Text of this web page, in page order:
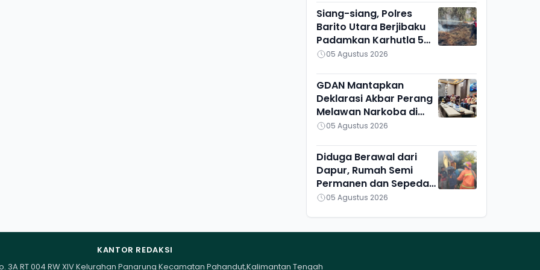
Siang-siang, Polres
Barito Utara Berjibaku
Padamkan Karhutla 5
Hektare di Bintang
05 Agustus 2026
GDAN Mantapkan
Deklarasi Akbar Perang
Melawan Narkoba di
Kalteng
05 Agustus 2026
Diduga Berawal dari
Dapur, Rumah Semi
Permanen dan Sepeda
Motor di Ketapang
05 Agustus 2026
KANTOR REDAKSI
3A RT 004 RW XIV Kelurahan Panarung Kecamatan Pahandut,Kalimantan Tengah